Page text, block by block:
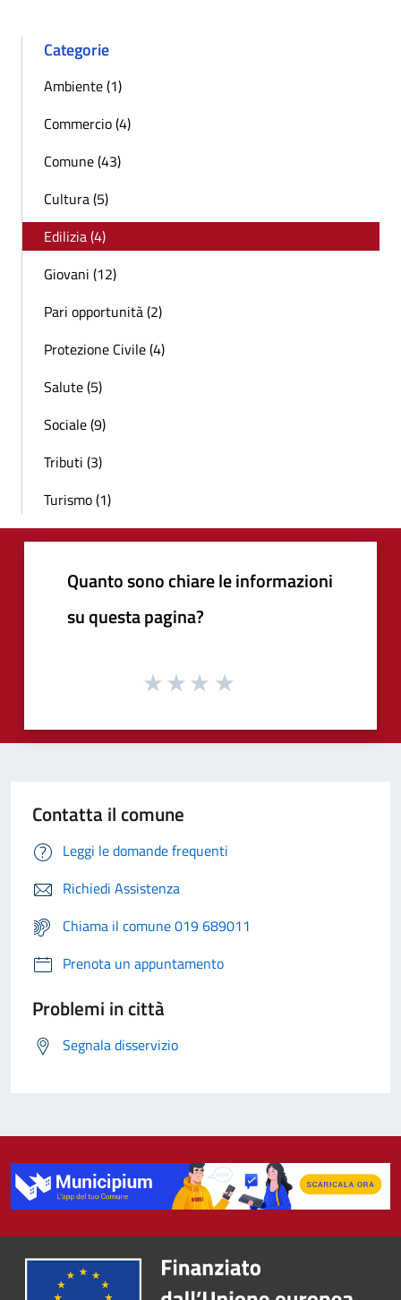
Categorie
Ambiente (1)
Commercio (4)
Comune (43)
Cultura (5)
Edilizia (4)
Giovani (12)
Pari opportunità (2)
Protezione Civile (4)
Salute (5)
Sociale (9)
Tributi (3)
Turismo (1)
Quanto sono chiare le informazioni
su questa pagina?
Contatta il comune
Leggi le domande frequenti
Richiedi Assistenza
Chiama il comune 019 689011
Prenota un appuntamento
Problemi in città
Segnala disservizio